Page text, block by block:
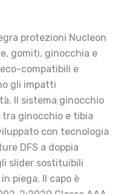
protezioni Nucleon
gomiti, ginocchia e
compatibili e
gli impatti
Il sistema ginocchio
ginocchio e tibia
con tecnologia
DFS a doppia
slider sostituibili
piega. Il capo è